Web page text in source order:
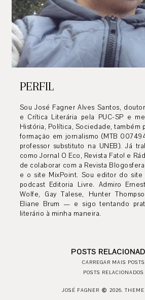
PERFIL
Sou José Fagner Alves Santos,
e Crítica Literária pela PUC-SP e
História, Política, Sociedade, também
formação em jornalismo (MTB
professor substituto na UNEB). Já
como Jornal O Eco, Revista Fato! e
de colaborar com a Revista
e o site MixPoint. Sou editor do site
podcast Editoria Livre. Admiro
Wolfe, Gay Talese, Hunter
Eliane Brum — e sigo tentando
literário à minha maneira.
POSTS
CARREGAR MAIS POSTS
POSTS RELACIONADOS
JOSÉ FAGNER 2026. THEME